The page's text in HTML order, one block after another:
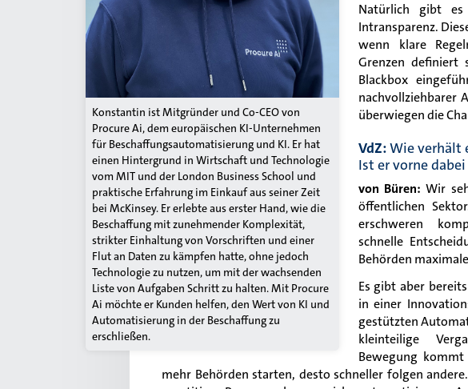
Konstantin ist Mitgründer und Co-CEO von
Procure Ai, dem europäischen KI-Unternehmen
für Beschaffungsautomatisierung und KI. Er hat
einen Hintergrund in Wirtschaft und Technologie
vom MIT und der London Business School und
praktische Erfahrung im Einkauf aus seiner Zeit
bei McKinsey. Er erlebte aus erster Hand, wie die
Beschaffung mit zunehmender Komplexität,
strikter Einhaltung von Vorschriften und einer
Flut an Daten zu kämpfen hatte, ohne jedoch
Technologie zu nutzen, um mit der wachsenden
Liste von Aufgaben Schritt zu halten. Mit Procure
Ai möchte er Kunden helfen, den Wert von KI und
Automatisierung in der Beschaffung zu
erschließen.
Natürlich gibt
Intransparenz.
wenn klare
Grenzen
Blackbox
nachvollziehbarer
überwiegen die
VdZ:Wie verhält
Ist er vorne
von Büren: Wir
öffentlichen
erschweren
schnelle
Behörden
Es gibt aber
in einer
gestützten
kleinteilige
Bewegung
mehr Behörden starten, desto schneller folgen